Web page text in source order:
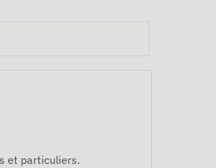
et particuliers.